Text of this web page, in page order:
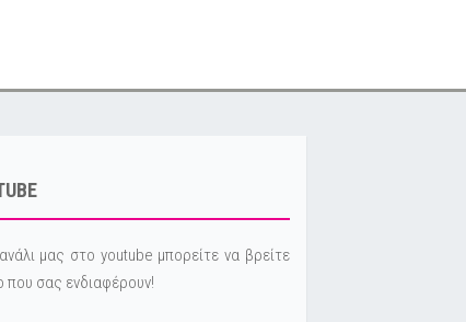
μας στο youtube μπορείτε να βρείτε
που σας ενδιαφέρουν!